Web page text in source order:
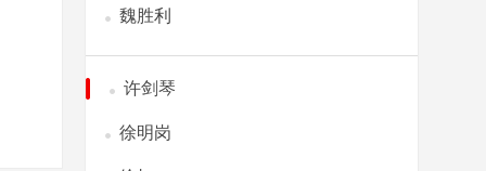
魏胜利
许剑琴
徐明岗